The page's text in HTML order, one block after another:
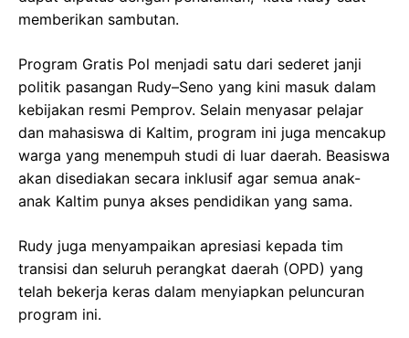
memberikan sambutan.
Program Gratis Pol menjadi satu dari sederet janji
politik pasangan Rudy–Seno yang kini masuk dalam
kebijakan resmi Pemprov. Selain menyasar pelajar
dan mahasiswa di Kaltim, program ini juga mencakup
warga yang menempuh studi di luar daerah. Beasiswa
akan disediakan secara inklusif agar semua anak-
anak Kaltim punya akses pendidikan yang sama.
Rudy juga menyampaikan apresiasi kepada tim
transisi dan seluruh perangkat daerah (OPD) yang
telah bekerja keras dalam menyiapkan peluncuran
program ini.